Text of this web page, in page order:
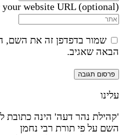
your website URL (optional)
שמור בדפדפן זה את השם,
הבאה שאגיב.
עלינו
'קהילת נהר דעה' הינה כתובת
השם על פי תורת רבי נחמן